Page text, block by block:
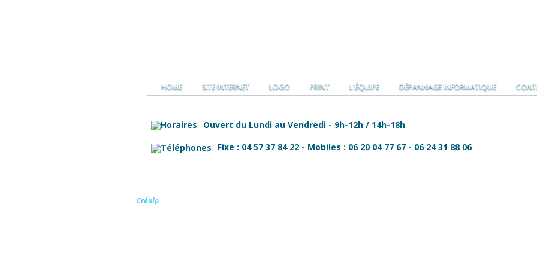
HOME SITE INTERNET LOGO PRINT L'ÉQUIPE DÉPANNAGE INFORMATIQUE
Ouvert du Lundi au Vendredi - 9h-12h / 14h-18h
Fixe : 04 57 37 84 22 - Mobiles : 06 20 04 77 67 - 06 24 31 88 06
Créalp